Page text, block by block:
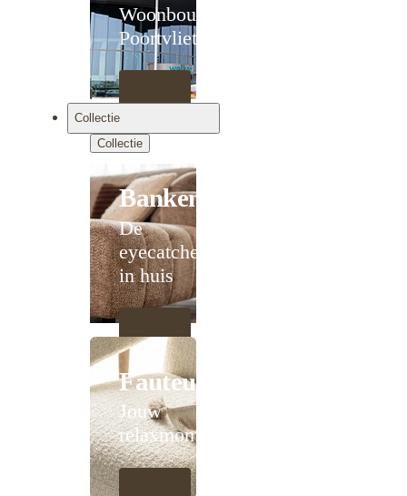
Woonboulevard
Poortvliet XXL
Collectie
Collectie
Banken
De
eyecatcher
in huis
Fauteuils
Jouw
relaxmoment